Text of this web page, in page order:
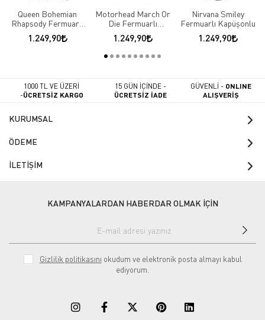
Queen Bohemian
Rhapsody Fermuarlı
Kapüşonlu
1.249,90
Motorhead March Or
Die Fermuarlı
Kapüşonlu
1.249,90
Nirvana Smiley
Fermuarlı Kapüşonlu
1.249,90
1000 TL VE ÜZERİ
-ÜCRETSİZ KARGO
15 GÜN İÇİNDE -
ÜCRETSİZ İADE
GÜVENLİ - ONLINE
ALIŞVERİŞ
KURUMSAL
ÖDEME
İLETİŞİM
KAMPANYALARDAN HABERDAR OLMAK İÇİN
Gizlilik politikasını okudum ve elektronik posta almayı kabul
ediyorum.